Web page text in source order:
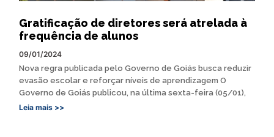
Gratificação de diretores será atrelada à
frequência de alunos
09/01/2024
Nova regra publicada pelo Governo de Goiás busca reduzir
evasão escolar e reforçar níveis de aprendizagem O
Governo de Goiás publicou, na última sexta-feira (05/01),
Leia mais >>